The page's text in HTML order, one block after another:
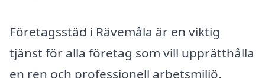
Företagsstäd i Rävemåla är en viktig
tjänst för alla företag som vill upprätthålla
en ren och professionell arbetsmiljö.